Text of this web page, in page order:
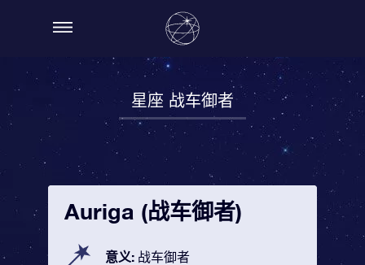
星座 战车御者
Auriga (战车御者)
意义: 战车御者